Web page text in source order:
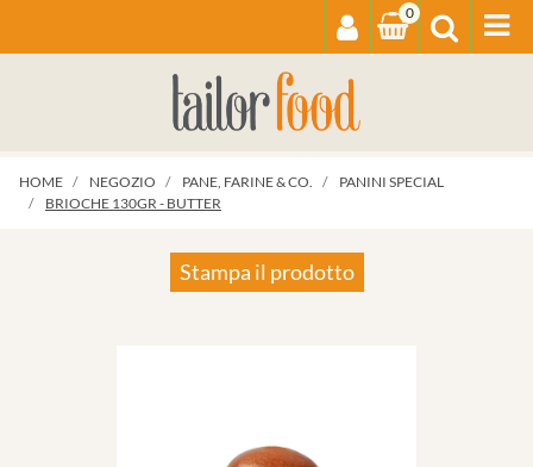
0
HOME NEGOZIO PANE, FARINE & CO.
PANINI SPECIAL
BRIOCHE 130GR - BUTTER
Stampa il prodotto